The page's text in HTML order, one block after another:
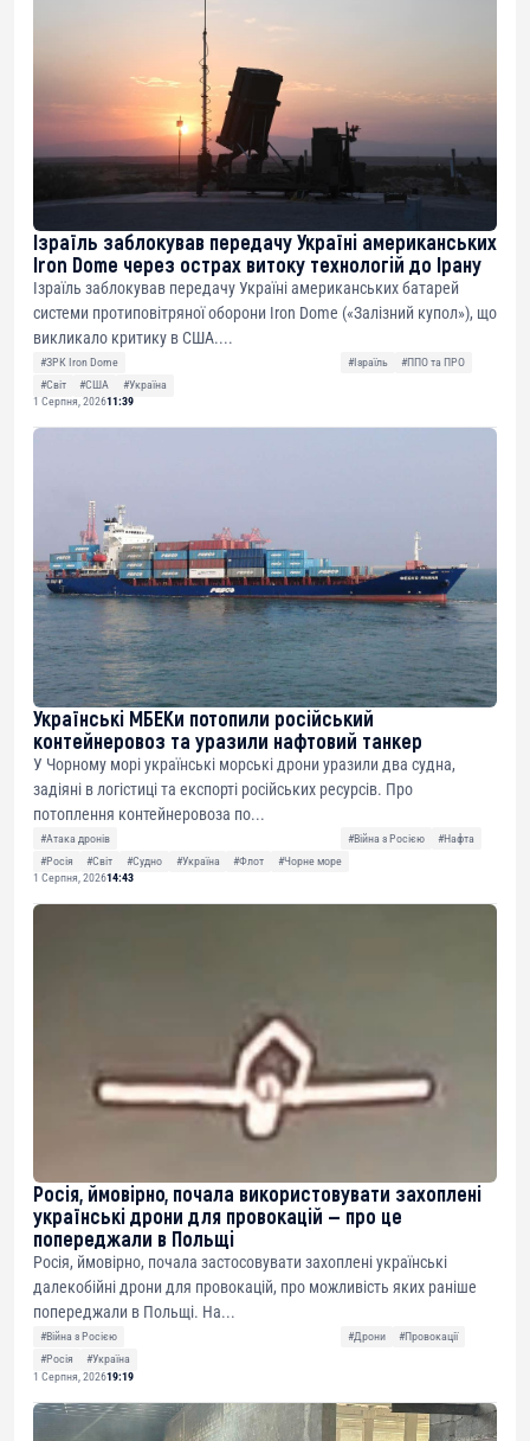
Ізраїль заблокував передачу Україні американських
Iron Dome через острах витоку технологій до Ірану
Ізраїль заблокував передачу Україні американських батарей
системи протиповітряної оборони Iron Dome («Залізний купол»), що
викликало критику в США....
#ЗРК Iron Dome #Ізраїль
#ППО та ПРО
#Світ
#США
#Україна
1 Серпня, 202611:39
Українські МБЕКи потопили російський
контейнеровоз та уразили нафтовий танкер
У Чорному морі українські морські дрони уразили два судна,
задіяні в логістиці та експорті російських ресурсів. Про
потоплення контейнеровоза по...
#Атака дронів #Війна з Росією
#Нафта
#Росія
#Світ #Судно #Україна #Флот
#Чорне море
1 Серпня, 202614:43
Росія, ймовірно, почала використовувати захоплені
українські дрони для провокацій — про це
попереджали в Польщі
Росія, ймовірно, почала застосовувати захоплені українські
далекобійні дрони для провокацій, про можливість яких раніше
попереджали в Польщі. На...
#Війна з Росією #Дрони
#Провокації
#Росія
#Україна
1 Серпня, 202619:19